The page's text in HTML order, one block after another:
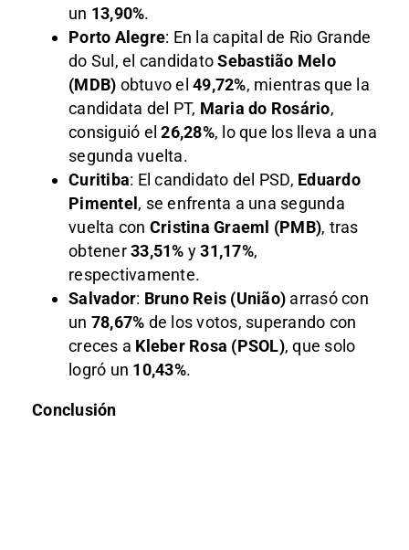
un 13,90%.
Porto Alegre: En la capital de Rio Grande
do Sul, el candidatoSebastião Melo
(MDB) obtuvo el 49,72%, mientras que la
candidata del PT, Maria do Rosário,
consiguió el26,28%, lo que los lleva a una
segunda vuelta.
Curitiba: El candidato del PSD, Eduardo
Pimentel , se enfrenta a una segunda
vuelta con Cristina Graeml (PMB), tras
obtener33,51% y31,17%,
respectivamente.
Salvador: Bruno Reis (União) arrasó con
un 78,67% de los votos, superando con
creces a Kleber Rosa (PSOL), que solo
logró un 10,43%.
Conclusión